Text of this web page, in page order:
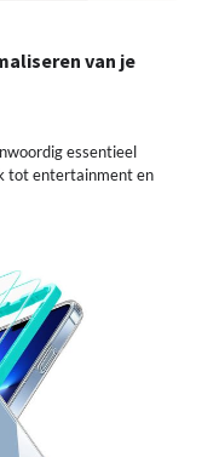
van je
essentieel
tot entertainment en